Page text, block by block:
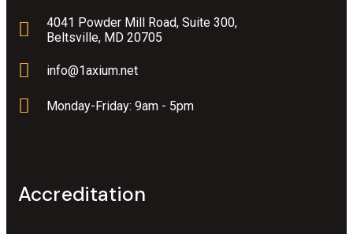
4041 Powder Mill Road, Suite 300,
Beltsville, MD 20705
info@1axium.net
Monday-Friday: 9am - 5pm
Accreditation